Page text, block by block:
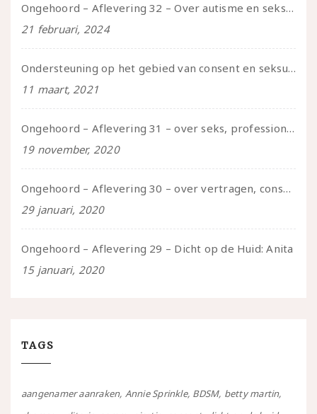
Ongehoord – Aflevering 32 – Over autisme en seksualiteit – in gesprek met Roos Reijbroek
21 februari, 2024
Ondersteuning op het gebied van consent en seksualiteit
11 maart, 2021
Ongehoord – Aflevering 31 – over seks, professioneel en persoonlijk, een gesprek met Marije
19 november, 2020
Ongehoord – Aflevering 30 – over vertragen, consent en negatieve gevoelens met Meg-John Barker
29 januari, 2020
Ongehoord – Aflevering 29 – Dicht op de Huid: Anita
15 januari, 2020
TAGS
aangenamer aanraken Annie Sprinkle BDSM betty martin